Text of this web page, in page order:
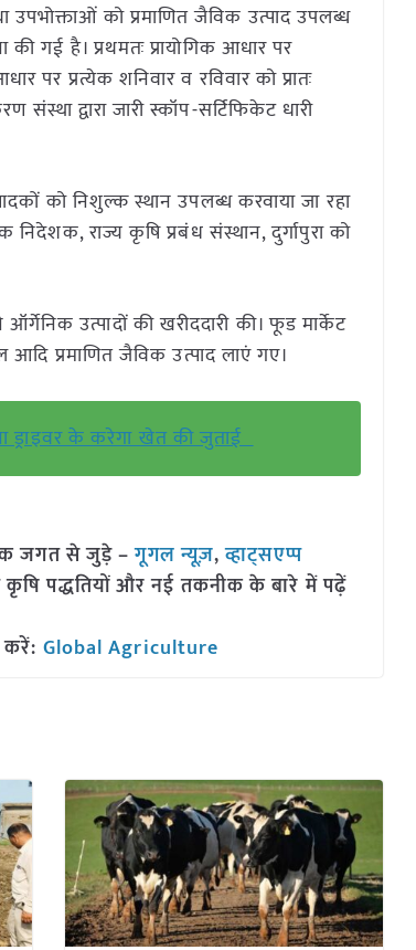
को प्रमाणित जैविक उत्पाद उपलब्ध
गई है। प्रथमतः प्रायोगिक आधार पर
पर प्रत्येक शनिवार व रविवार को प्रातः
द्वारा जारी स्कॉप-सर्टिफिकेट धारी
को निशुल्क स्थान उपलब्ध करवाया जा रहा
राज्य कृषि प्रबंध संस्थान, दुर्गापुरा को
उत्पादों की खरीददारी की। फूड मार्केट
प्रमाणित जैविक उत्पाद लाएं गए।
ड्राइवर के करेगा खेत की जुताई
जगत से जुड़े –गूगल न्यूज़,व्हाट्सएप्प
कृषि पद्धतियों और नई तकनीक के बारे में पढ़ें
करें: Global Agriculture